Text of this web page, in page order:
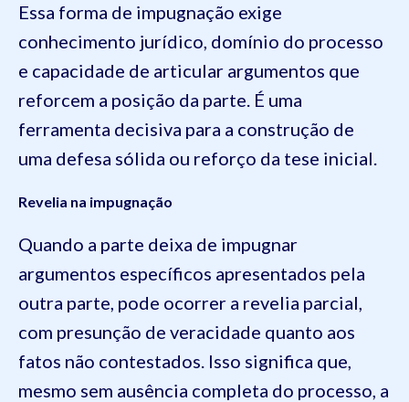
Essa forma de impugnação exige
conhecimento jurídico, domínio do processo
e capacidade de articular argumentos que
reforcem a posição da parte. É uma
ferramenta decisiva para a construção de
uma defesa sólida ou reforço da tese inicial.
Revelia na impugnação
Quando a parte deixa de impugnar
argumentos específicos apresentados pela
outra parte, pode ocorrer a revelia parcial,
com presunção de veracidade quanto aos
fatos não contestados. Isso significa que,
mesmo sem ausência completa do processo, a